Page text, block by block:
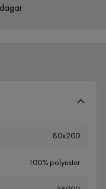
80x200
100% polyester